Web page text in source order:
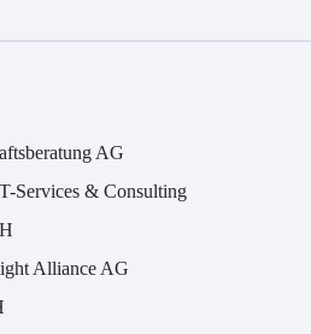
AG
Services & Consulting
Alliance AG